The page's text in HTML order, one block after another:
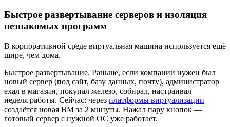
Быстрое развертывание серверов и изоляция
незнакомых программ
В корпоративной среде виртуальная машина используется ещё
шире, чем дома.
Быстрое развертывание. Раньше, если компании нужен был
новый сервер (под сайт, базу данных, почту), администратор
ехал в магазин, покупал железо, собирал, настраивал —
неделя работы. Сейчас: через платформы виртуализации
создаётся новая ВМ за 2 минуты. Нажал пару кнопок —
готовый сервер с нужной ОС уже работает.